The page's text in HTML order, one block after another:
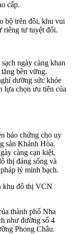
cấp.
bộ trên đồi, khu vui
riêng tư tuyệt đối.
ngày càng khan
bền vững.
dưỡng sức khỏe
lựa chọn ưu tiên của
bảo chứng cho uy
sản Khánh Hòa.
càng cạn kiệt,
thị đáng sống và
lý minh bạch.
khu đô thị VCN
thành phố Nha
như đường số 4
Phong Châu.